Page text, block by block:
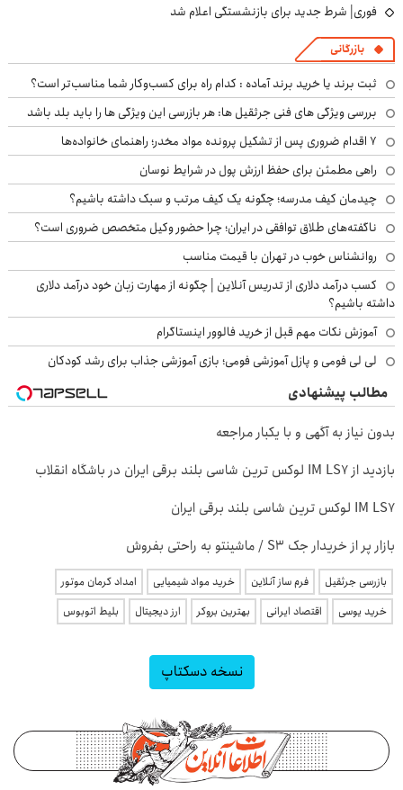
فوری| شرط جدید برای بازنشستگی اعلام شد
بازرگانی
ثبت برند یا خرید برند آماده : کدام راه برای کسب‌وکار شما مناسب‌تر است؟
بررسی ویژگی های فنی جرثقیل ها: هر بازرسی این ویژگی ها را باید بلد باشد
۷ اقدام ضروری پس از تشکیل پرونده مواد مخدر؛ راهنمای خانواده‌ها
راهی مطمئن برای حفظ ارزش پول در شرایط نوسان
چیدمان کیف مدرسه؛ چگونه یک کیف مرتب و سبک داشته باشیم؟
ناگفته‌های طلاق توافقی در ایران؛ چرا حضور وکیل متخصص ضروری است؟
روانشناس خوب در تهران با قیمت مناسب
کسب درآمد دلاری از تدریس آنلاین | چگونه از مهارت زبان خود درآمد دلاری
داشته باشیم؟
آموزش نکات مهم قبل از خرید فالوور اینستاگرام
لی لی فومی و پازل آموزشی فومی؛ بازی آموزشی جذاب برای رشد کودکان
مطالب پیشنهادی
بدون نیاز به آگهی و با یکبار مراجعه
بازدید از IM LS7 لوکس ترین شاسی بلند برقی ایران در باشگاه انقلاب
IM LS7 لوکس ترین شاسی بلند برقی ایران
بازار پر از خریدار جک S3 / ماشینتو به راحتی بفروش
بازرسی جرثقیل فرم ساز آنلاین خرید مواد شیمیایی
امداد کرمان موتور
خرید یوسی
اقتصاد ایرانی بهترین بروکر ارز دیجیتال بلیط اتوبوس
نسخه دسکتاپ